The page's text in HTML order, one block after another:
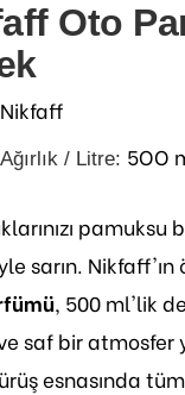
Oto
Nikfaff
/ Litre: 5OO
sarın.
, 500 ml'lik
saf bir atmosfer
esnasında